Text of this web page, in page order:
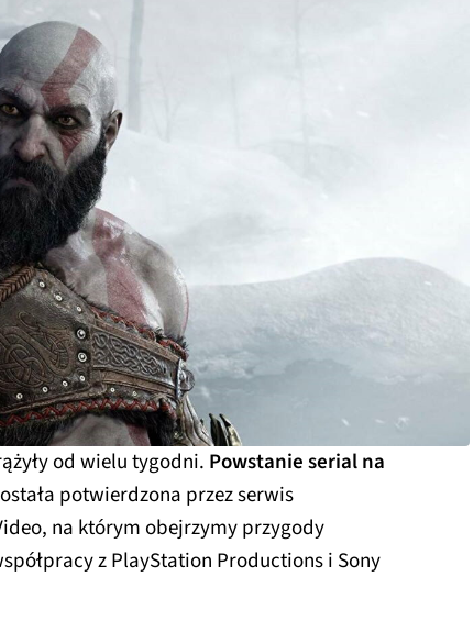
od wielu tygodni. Powstanie serial na
potwierdzona przez serwis
na którym obejrzymy przygody
z PlayStation Productions i Sony